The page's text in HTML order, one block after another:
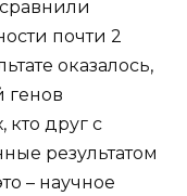
почти 2
оказалось,
генов
кто друг с
результатом
– научное